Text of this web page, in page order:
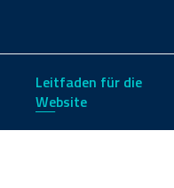
Leitfaden für die
Website